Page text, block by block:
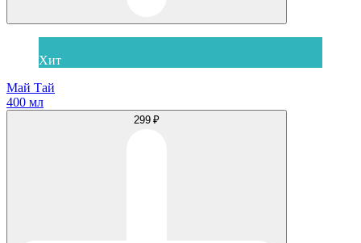
Хит
Май Тай
400 мл
299 ₽